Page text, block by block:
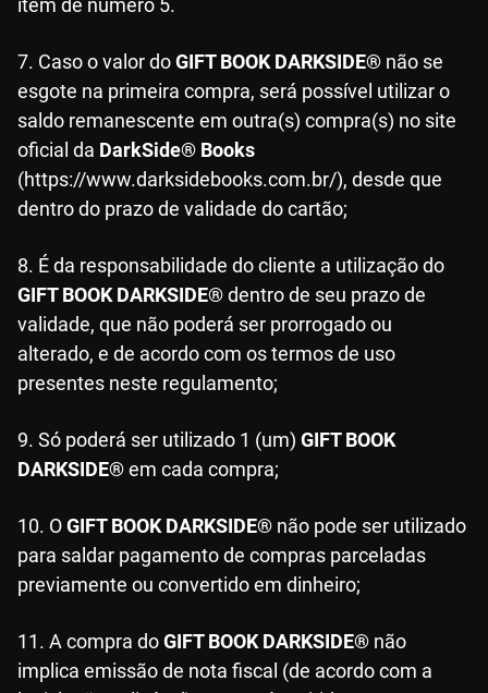
item de número 5.
7. Caso o valor doGIFT BOOK DARKSIDE® não se
esgote na primeira compra, será possível utilizar o
saldo remanescente em outra(s) compra(s) no site
oficial da DarkSide® Books
(https://www.darksidebooks.com.br/), desde que
dentro do prazo de validade do cartão;
8. É da responsabilidade do cliente a utilização do
GIFT BOOK DARKSIDE®dentro de seu prazo de
validade, que não poderá ser prorrogado ou
alterado, e de acordo com os termos de uso
presentes neste regulamento;
9. Só poderá ser utilizado 1 (um) GIFT BOOK
DARKSIDE®em cada compra;
10. OGIFT BOOK DARKSIDE® não pode ser utilizado
para saldar pagamento de compras parceladas
previamente ou convertido em dinheiro;
11. A compra doGIFT BOOK DARKSIDE® não
implica emissão de nota fiscal (de acordo com a